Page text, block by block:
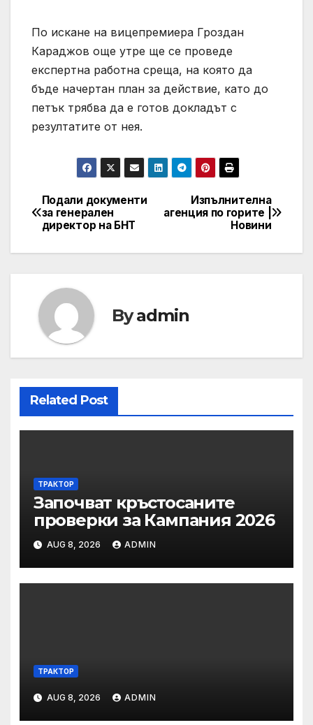
По искане на вицепремиера Гроздан
Караджов още утре ще се проведе
експертна работна среща, на която да
бъде начертан план за действие, като до
петък трябва да е готов докладът с
резултатите от нея.
Post
navigation
Изпълнителна
агенция по горите |
Новини
Подали документи
за генерален
директор на БНТ
Byadmin
Related Post
ТРАКТОР
Започват кръстосаните
проверки за Кампания 2026
AUG 8, 2026 ADMIN
ТРАКТОР
AUG 8, 2026 ADMIN